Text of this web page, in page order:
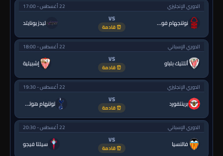
الدوري الإنجليزي 22 أغسطس - 17:00
نوتنجهام فورست VS
⏰ قادمة ليدز يونايتد
الدوري الإسباني 22 أغسطس - 18:00
أتلتيك بلباو VS
⏰ قادمة إشبيلية
الدوري الإنجليزي 22 أغسطس - 19:30
برينتفورد VS
⏰ قادمة توتنهام هوتسبر
الدوري الإسباني 22 أغسطس - 20:30
فالنسيا VS
⏰ قادمة سيلتا فيجو